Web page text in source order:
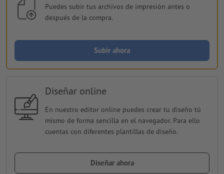
Puedes subir tus archivos de impresión antes o
después de la compra.
Subir ahora
Diseñar online
En nuestro editor online puedes crear tu diseño tú
mismo de forma sencilla en el navegador. Para ello
cuentas con diferentes plantillas de diseño.
Diseñar ahora